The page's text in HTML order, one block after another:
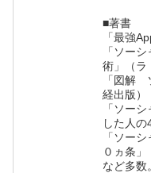
■著書
「最強
「ソー
術」（ラ
「図解
経出版）
「ソー
した人の
「ソー
０ヵ条」
など多数